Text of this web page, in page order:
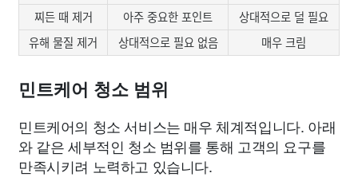
찌든 때 제거
아주 중요한 포인트
상대적으로 덜 필요
유해 물질 제거
상대적으로 필요 없음 매우 크림
민트케어 청소 범위
민트케어의 청소 서비스는 매우 체계적입니다. 아래
와 같은 세부적인 청소 범위를 통해 고객의 요구를
만족시키려 노력하고 있습니다.